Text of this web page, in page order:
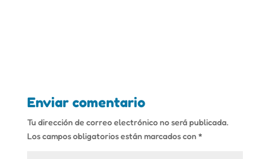
Enviar comentario
Tu dirección de correo electrónico no será publicada.
Los campos obligatorios están marcados con*